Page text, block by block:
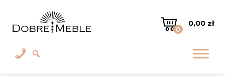
0
0,00 zł